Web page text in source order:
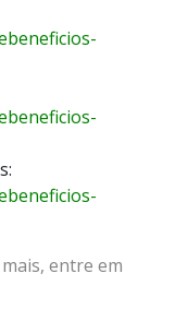
entre em